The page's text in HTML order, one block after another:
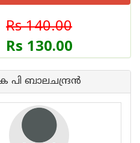
Rs 140.00
Rs 130.00
പി ബാലചന്ദ്രന്‍